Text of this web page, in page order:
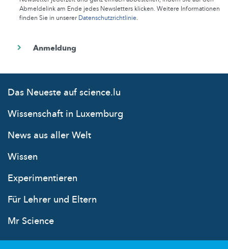
Abmeldelink am Ende jedes Newsletters klicken. Weitere Informationen
finden Sie in unsererDatenschutzrichtlinie.
Das Neueste auf science.lu
Wissenschaft in Luxemburg
News aus aller Welt
Wissen
Experimentieren
Für Lehrer und Eltern
Mr Science